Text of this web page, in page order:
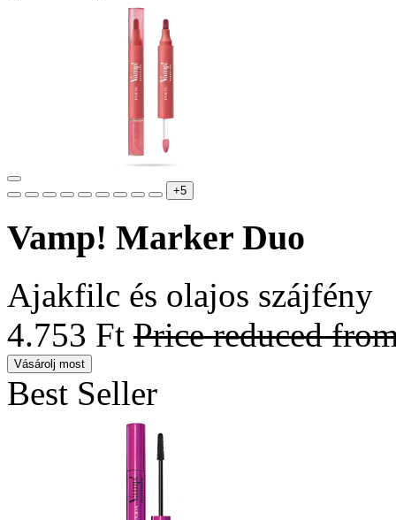
+5
Vamp! Marker Duo
Ajakfilc és olajos szájfény
4.753 Ft Price reduced
Vásárolj most
Best Seller